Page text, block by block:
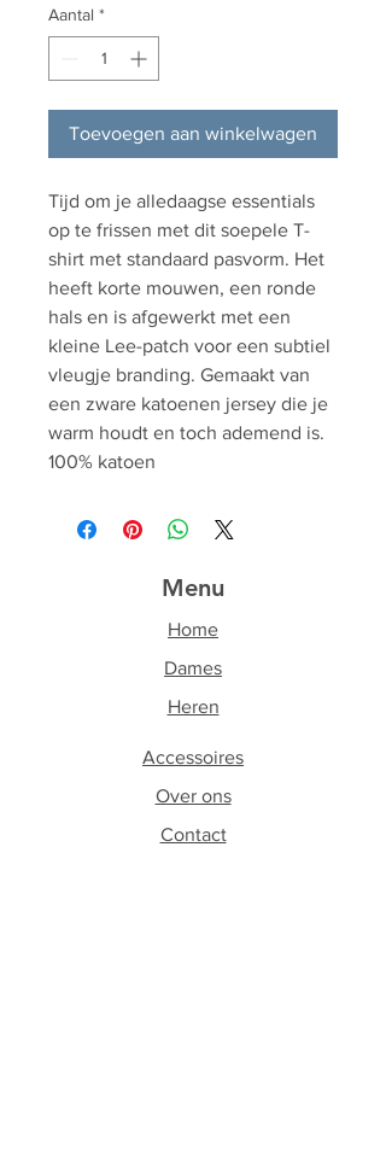
Aantal *
Toevoegen aan winkelwagen
Tijd om je alledaagse essentials
op te frissen met dit soepele T-
shirt met standaard pasvorm. Het
heeft korte mouwen, een ronde
hals en is afgewerkt met een
kleine Lee-patch voor een subtiel
vleugje branding. Gemaakt van
een zware katoenen jersey die je
warm houdt en toch ademend is.
100% katoen
Menu
Home
Dames
Heren
Accessoires
Over ons
Contact